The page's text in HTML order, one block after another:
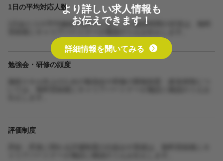
1日の平均対応人数
1日あたりの平均施術人数や1人あたりの施術時間の目安は、無料
勉強会・研修の頻度
評価制度
より詳しい求人情報も
お伝えできます！
詳細情報を聞いてみる